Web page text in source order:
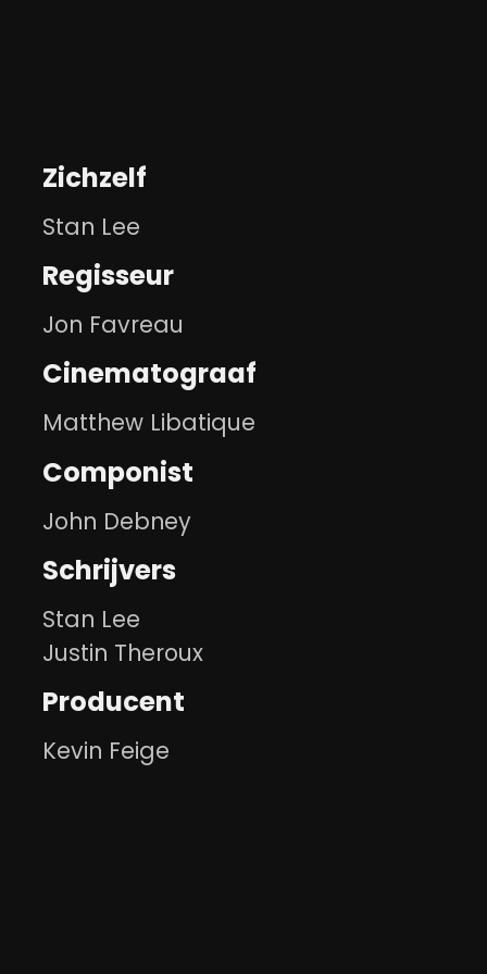
Zichzelf
Stan Lee
Regisseur
Jon Favreau
Cinematograaf
Matthew Libatique
Componist
John Debney
Schrijvers
Stan Lee
Justin Theroux
Producent
Kevin Feige